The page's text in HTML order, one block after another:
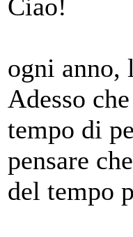
Ciao!
ogni anno,
Adesso
tempo di
pensare
del tempo